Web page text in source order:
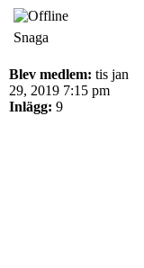
Snaga
Blev medlem: tis jan
29, 2019 7:15 pm
Inlägg: 9